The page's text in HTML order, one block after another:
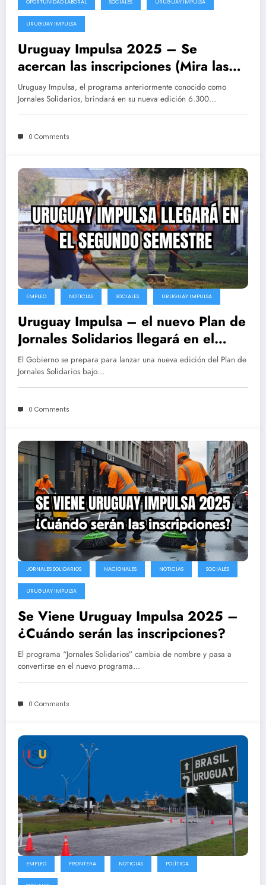
OPORTUNIDAD LABORAL SOCIALES URUGUAY IMPULSA
URUGUAY IMPULSA
Uruguay Impulsa 2025 – Se
acercan las inscripciones (Mira las
posibles fechas)
Uruguay Impulsa, el programa anteriormente conocido como
Jornales Solidarios, brindará en su nueva edición 6.300…
0 Comments
EMPLEO NOTICIAS SOCIALES URUGUAY IMPULSA
Uruguay Impulsa – el nuevo Plan de
Jornales Solidarios llegará en el
segundo semestre
El Gobierno se prepara para lanzar una nueva edición del Plan de
Jornales Solidarios bajo…
0 Comments
JORNALES SOLIDARIOS NACIONALES NOTICIAS SOCIALES
URUGUAY IMPULSA
Se Viene Uruguay Impulsa 2025 –
¿Cuándo serán las inscripciones?
El programa “Jornales Solidarios” cambia de nombre y pasa a
convertirse en el nuevo programa…
0 Comments
EMPLEO FRONTERA NOTICIAS POLÍTICA